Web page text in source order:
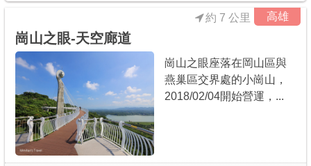
高雄
約 7 公里
崗山之眼-天空廊道
崗山之眼座落在岡山區與
燕巢區交界處的小崗山，
2018/02/04開始營運，...